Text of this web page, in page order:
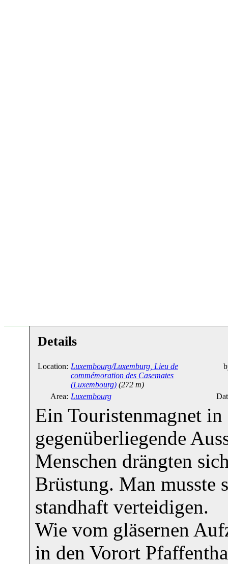
Details
Location: Luxembourg/Luxemburg, Lieu de
commémoration des Casemates
(Luxembourg) (272 m)
Area: Luxembourg
Ein Touristenmagnet
gegenüberliegende
Menschen drängten
Brüstung. Man musste
standhaft verteidigen.
Wie vom gläsernen
in den Vorort